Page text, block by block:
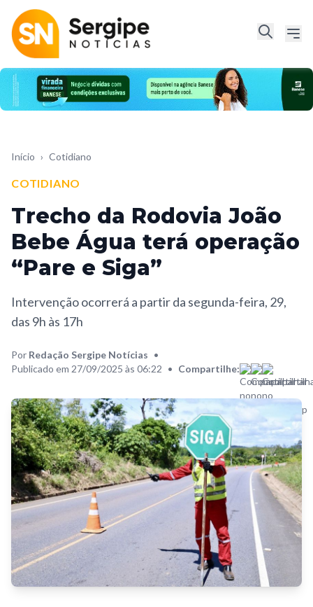
Início › Cotidiano
COTIDIANO
Trecho da Rodovia João
Bebe Água terá operação
“Pare e Siga”
Intervenção ocorrerá a partir da segunda-feira, 29,
das 9h às 17h
Por Redação Sergipe Notícias •
Publicado em 27/09/2025 às 06:22 • Compartilhe: